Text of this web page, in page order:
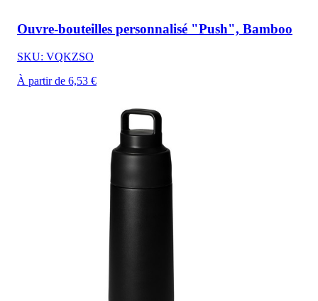
Ouvre-bouteilles personnalisé "Push", Bamboo
SKU: VQKZSO
À partir de 6,53 €